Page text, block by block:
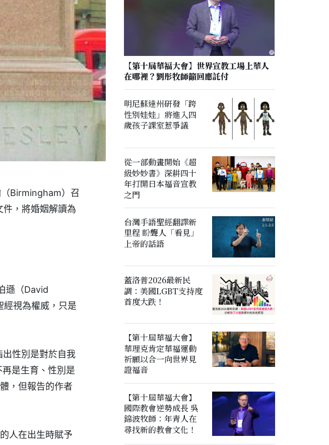
Birmingham）召
，將婚姻解讀為
遜（David
視為權威，只是
性別是對於自我
是生育、性別是
，但報告的作者
人在出生時賦予
【第十屆華福大會】世界宣教工場上華人
在哪裡？劉彤牧師籲回應託付
明尼蘇達州研發「跨
性別娃娃」將進入四
歲孩子課室惹爭議
從一部動畫開始《超
級妙妙書》深耕四十
年打開日本福音宣教
之門
台灣手語聖經翻譯新
里程 盼聾人「看見」
上帝的話語
蓋洛普2026最新民
調：美國LGBT支持度
首度大跌！
【第十屆華福大會】
華理克肯定華福運動
祈願以合一向世界見
證福音
【第十屆華福大會】
國際教會逆勢成長 吳
錦波牧師：年青人在
尋找新的教會文化！